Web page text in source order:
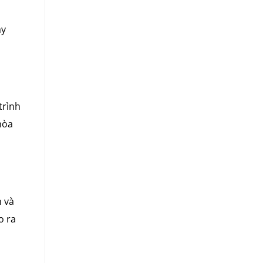
và
ra